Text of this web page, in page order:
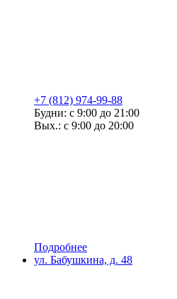
+7 (812) 974-99-88
Будни: с 9:00 до 21:00
Вых.: с 9:00 до 20:00
Подробнее
ул. Бабушкина, д. 48